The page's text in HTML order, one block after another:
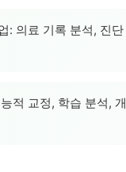
: 의료 기록 분석, 진
적 교정, 학습 분석,